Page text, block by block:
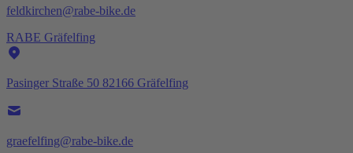
feldkirchen@rabe-bike.de
RABE Gräfelfing
Pasinger Straße 50 82166 Gräfelfing
graefelfing@rabe-bike.de